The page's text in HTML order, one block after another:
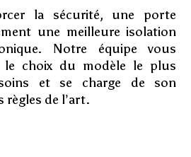
la sécurité, une porte
une meilleure isolation
Notre équipe vous
le choix du modèle le plus
et se charge de son
de l’art.